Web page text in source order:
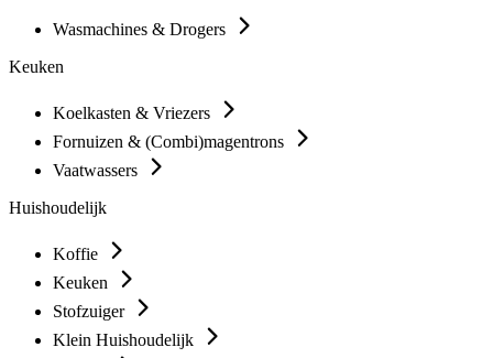
Wasmachines & Drogers
Keuken
Koelkasten & Vriezers
Fornuizen & (Combi)magentrons
Vaatwassers
Huishoudelijk
Koffie
Keuken
Stofzuiger
Klein Huishoudelijk